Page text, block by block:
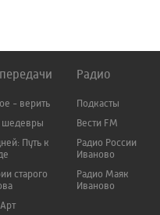
- верить
Путь к
старого
Радио
Подкасты
Вести FM
Радио России
Иваново
Радио Маяк
Иваново